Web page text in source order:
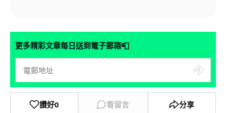
更多精彩文章每日送到電子郵箱📮
讚好0 看留言 分享